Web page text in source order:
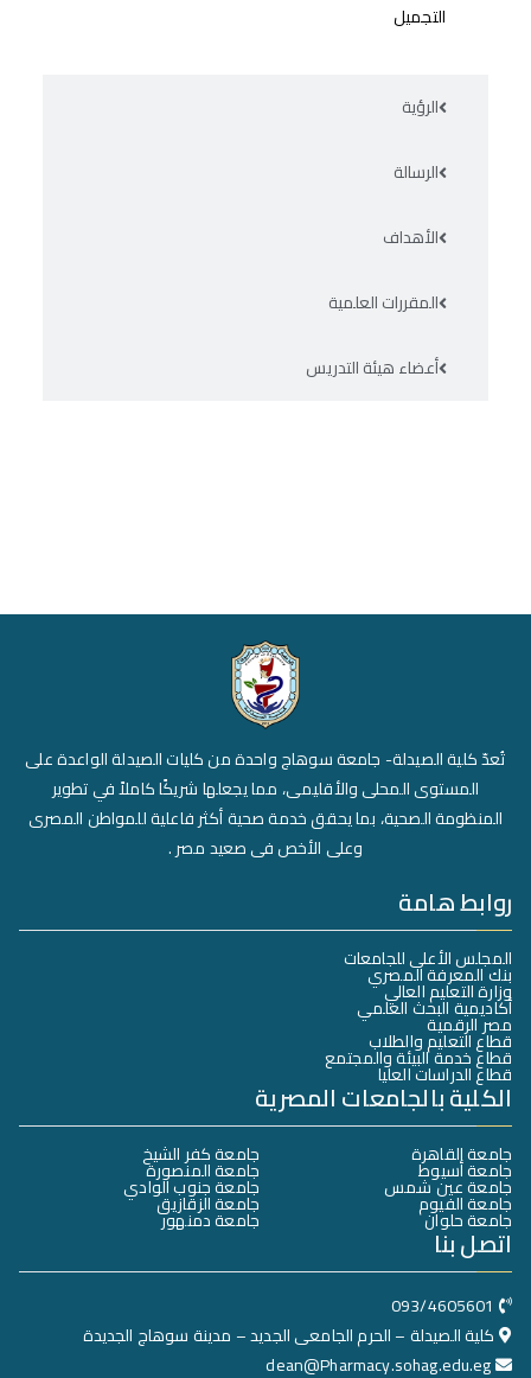
الرؤية
الرسالة
الأهداف
المقررات العلمية
أعضاء هيئة التدريس
التجميل
تُعدّ كلية الصيدلة- جامعة سوهاج واحدة من كليات الصيدلة الواعدة على
المستوى المحلى والأقليمى، مما يجعلها شريكًا كاملاً في تطوير
المنظومة الصحية، بما يحقق خدمة صحية أكثر فاعلية للمواطن المصرى
وعلى الأخص فى صعيد مصر .
روابط هامة
المجلس الأعلى للجامعات
بنك المعرفة المصري
وزارة التعليم العالي
أكاديمية البحث العلمي
مصر الرقمية
قطاع التعليم والطلاب
قطاع خدمة البيئة والمجتمع
قطاع الدراسات العليا
الكلية بالجامعات المصرية
جامعة القاهرة
جامعة أسيوط
جامعة عين شمس
جامعة الفيوم
جامعة حلوان
جامعة كفر الشيخ
جامعة المنصورة
جامعة جنوب الوادي
جامعة الزقازيق
جامعة دمنهور
اتصل بنا
093/4605601
كلية الصيدلة – الحرم الجامعى الجديد – مدينة سوهاج الجديدة
dean@Pharmacy.sohag.edu.eg